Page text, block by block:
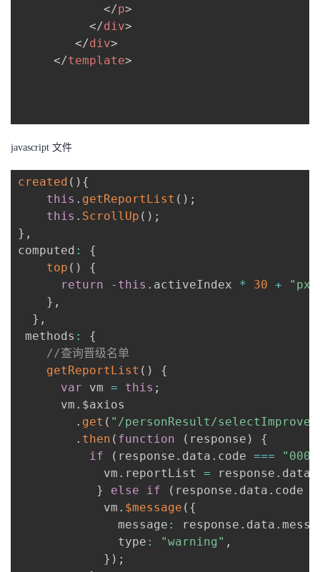
我
藏
术
持
云
建
</p>
</div>
</div>
</template>
javascript 文件
created ( ) {
this . getReportList ( ) ;
this . ScrollUp ( ) ;
} ,
computed :
{
top ( )
{
return
- this . activeIndex * 30 + "px"
} ,
} ,
methods :
{
//查询晋级名单
getReportList ( )
{
var vm = this ;
      vm
. $axios
. get ( "/personResult/
. then ( function ( response )
{
if
( response . data . code ===
            vm
. reportList = response . data
}
else if ( response . data . code
            vm
. $message ( {
              message
: response . data .
              type
: "warning" ,
} ) ;